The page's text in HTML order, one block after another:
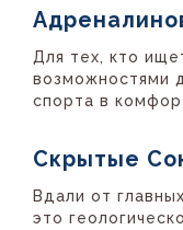
Для тех, кто
возможностями
спорта в
Скрытые
Вдали от
это